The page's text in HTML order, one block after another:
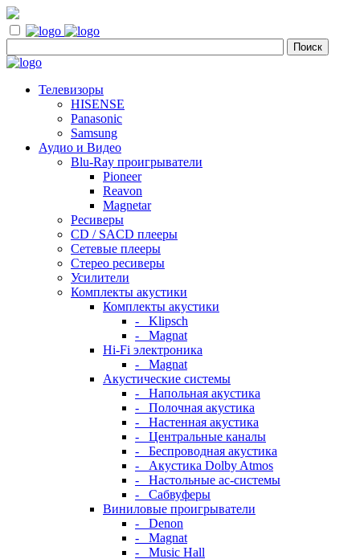
Телевизоры
HISENSE
Panasonic
Samsung
Аудио и Видео
Blu-Ray проигрыватели
Pioneer
Reavon
Magnetar
Ресиверы
CD / SACD плееры
Сетевые плееры
Стерео ресиверы
Усилители
Комплекты акустики
Комплекты акустики
- Klipsch
- Magnat
Hi-Fi электроника
- Magnat
Акустические системы
- Напольная акустика
- Полочная акустика
- Настенная акустика
- Центральные каналы
- Беспроводная акустика
- Акустика Dolby Atmos
- Настольные ас-системы
- Сабвуферы
Виниловые проигрыватели
- Denon
- Magnat
- Music Hall